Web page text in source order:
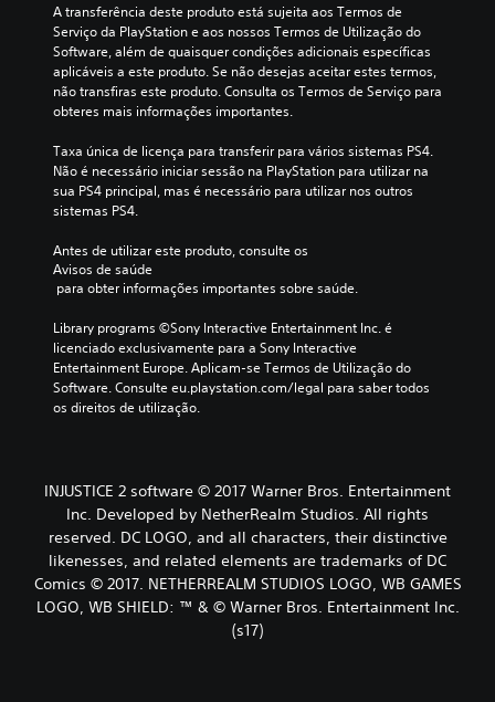
A transferência deste produto está sujeita aos Termos de
Serviço da PlayStation e aos nossos Termos de Utilização do
Software, além de quaisquer condições adicionais específicas
aplicáveis a este produto. Se não desejas aceitar estes termos,
não transfiras este produto. Consulta os Termos de Serviço para
obteres mais informações importantes.
Taxa única de licença para transferir para vários sistemas PS4.
Não é necessário iniciar sessão na PlayStation para utilizar na
sua PS4 principal, mas é necessário para utilizar nos outros
sistemas PS4.
Antes de utilizar este produto, consulte os
Avisos de saúde
para obter informações importantes sobre saúde.
Library programs ©Sony Interactive Entertainment Inc. é
licenciado exclusivamente para a Sony Interactive
Entertainment Europe. Aplicam-se Termos de Utilização do
Software. Consulte eu.playstation.com/legal para saber todos
os direitos de utilização.
INJUSTICE 2 software © 2017 Warner Bros. Entertainment
Inc. Developed by NetherRealm Studios. All rights
reserved. DC LOGO, and all characters, their distinctive
likenesses, and related elements are trademarks of DC
Comics © 2017. NETHERREALM STUDIOS LOGO, WB GAMES
LOGO, WB SHIELD: ™ & © Warner Bros. Entertainment Inc.
(s17)